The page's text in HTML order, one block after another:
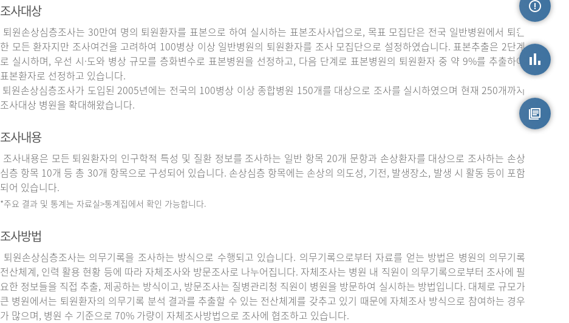
조사대상
퇴원손상심층조사는 30만여 명의 퇴원환자를 표본으로 하여 실시하는 표본조사사업으로, 목표 모집단은 전국 일반병원에서 퇴원
한 모든 환자지만 조사여건을 고려하여 100병상 이상 일반병원의 퇴원환자를 조사 모집단으로 설정하였습니다. 표본추출은 2단계
로 실시하며, 우선 시·도와 병상 규모를 층화변수로 표본병원을 선정하고, 다음 단계로 표본병원의 퇴원환자 중 약 9%를 추출하여
표본환자로 선정하고 있습니다.
퇴원손상심층조사가 도입된 2005년에는 전국의 100병상 이상 종합병원 150개를 대상으로 조사를 실시하였으며 현재 250개까지
조사대상 병원을 확대해왔습니다.
조사내용
조사내용은 모든 퇴원환자의 인구학적 특성 및 질환 정보를 조사하는 일반 항목 20개 문항과 손상환자를 대상으로 조사하는 손상
심층 항목 10개 등 총 30개 항목으로 구성되어 있습니다. 손상심층 항목에는 손상의 의도성, 기전, 발생장소, 발생 시 활동 등이 포함
되어 있습니다.
*주요 결과 및 통계는 자료실>통계집에서 확인 가능합니다.
조사방법
퇴원손상심층조사는 의무기록을 조사하는 방식으로 수행되고 있습니다. 의무기록으로부터 자료를 얻는 방법은 병원의 의무기록
전산체계, 인력 활용 현황 등에 따라 자체조사와 방문조사로 나누어집니다. 자체조사는 병원 내 직원이 의무기록으로부터 조사에 필
요한 정보들을 직접 추출, 제공하는 방식이고, 방문조사는 질병관리청 직원이 병원을 방문하여 실시하는 방법입니다. 대체로 규모가
큰 병원에서는 퇴원환자의 의무기록 분석 결과를 추출할 수 있는 전산체계를 갖추고 있기 때문에 자체조사 방식으로 참여하는 경우
가 많으며, 병원 수 기준으로 70% 가량이 자체조사방법으로 조사에 협조하고 있습니다.
손상정보
손상통계